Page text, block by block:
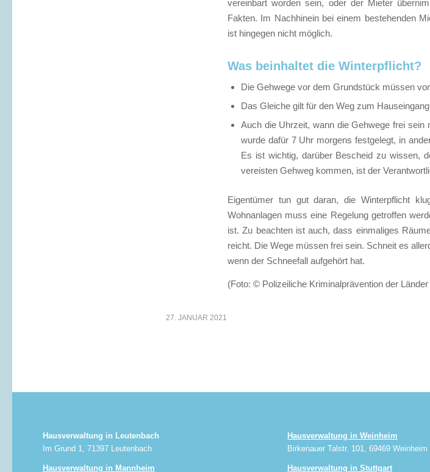
vereinbart worden sein, oder der Mieter
Fakten. Im Nachhinein bei einem bestehenden
ist hingegen nicht möglich.
Was beinhaltet die Winterpflicht?
Die Gehwege vor dem Grundstück müssen
Das Gleiche gilt für den Weg zum
Auch die Uhrzeit, wann die Gehwege frei
wurde dafür 7 Uhr morgens festgelegt, in
Es ist wichtig, darüber Bescheid zu wissen,
vereisten Gehweg kommen, ist der
Eigentümer tun gut daran, die Winterpflicht
Wohnanlagen muss eine Regelung getroffen
ist. Zu beachten ist auch, dass einmaliges
reicht. Die Wege müssen frei sein. Schneit es
wenn der Schneefall aufgehört hat.
(Foto: © Polizeiliche Kriminalprävention der
27. JANUAR 2021
Hausverwaltung in Leutenbach
Im Grund 1, 71397 Leutenbach
Hausverwaltung in Mannheim
Hausverwaltung in Weinheim
Birkenauer Talstr. 101, 69469 Weinheim
Hausverwaltung in Stuttgart